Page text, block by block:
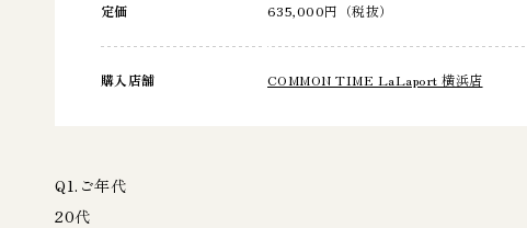
定価 635,000円（税抜）
購入店舗 COMMON TIME LaLaport 横浜店
Q1.ご年代
20代